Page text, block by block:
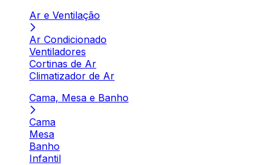
Ar e Ventilação
Ar Condicionado
Ventiladores
Cortinas de Ar
Climatizador de Ar
Cama, Mesa e Banho
Cama
Mesa
Banho
Infantil